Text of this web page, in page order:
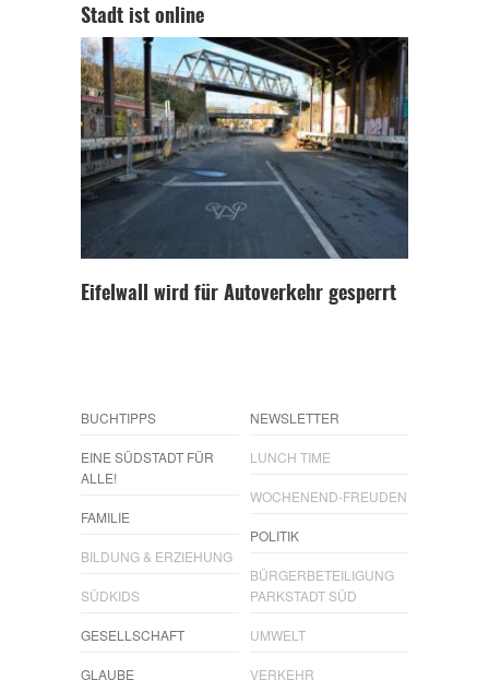
Stadt ist online
Eifelwall wird für Autoverkehr gesperrt
BUCHTIPPS
EINE SÜDSTADT FÜR
ALLE!
FAMILIE
BILDUNG & ERZIEHUNG
SÜDKIDS
GESELLSCHAFT
GLAUBE
NEWSLETTER
LUNCH TIME
WOCHENEND-FREUDEN
POLITIK
BÜRGERBETEILIGUNG
PARKSTADT SÜD
UMWELT
VERKEHR